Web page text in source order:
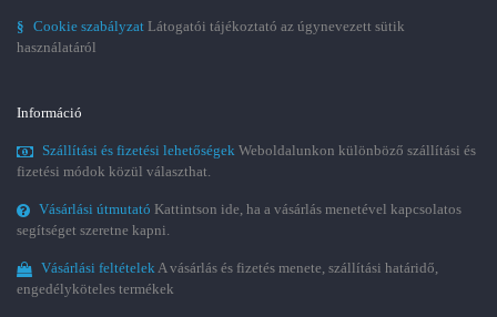
§ Cookie szabályzat Látogatói tájékoztató az úgynevezett sütik
használatáról
Információ
Szállítási és fizetési lehetőségek Weboldalunkon különböző szállítási és
fizetési módok közül választhat.
Vásárlási útmutató Kattintson ide, ha a vásárlás menetével kapcsolatos
segítséget szeretne kapni.
Vásárlási feltételekA vásárlás és fizetés menete, szállítási határidő,
engedélyköteles termékek